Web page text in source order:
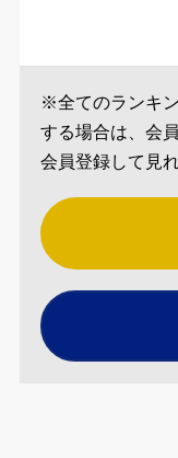
※全てのランキ
する場合は、会
会員登録して見